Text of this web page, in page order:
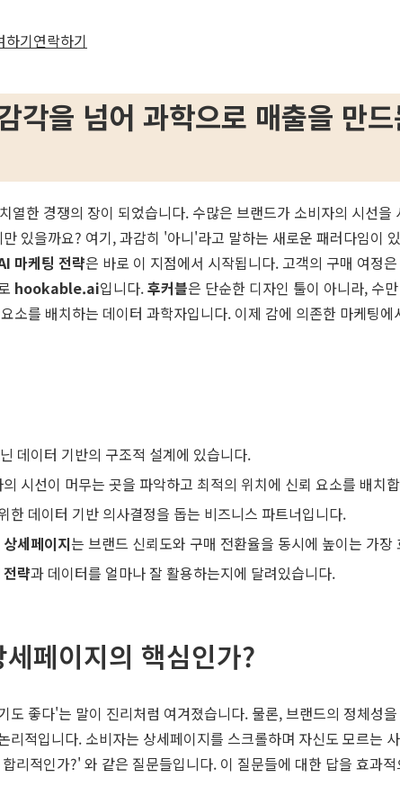
하기연락하기
각을 넘어 과학으로 매출을 만
한 경쟁의 장이 되었습니다. 수많은 브랜드가 소비자의 시선
있을까요? 여기, 과감히 '아니'라고 말하는 새로운 패러다임이
마케팅 전략은 바로 이 지점에서 시작됩니다. 고객의 구매 여정
hookable.ai입니다.후커블은 단순한 디자인 툴이 아니라, 수
소를 배치하는 데이터 과학자입니다. 이제 감에 의존한 마케팅
데이터 기반의 구조적 설계에 있습니다.
시선이 머무는 곳을 파악하고 최적의 위치에 신뢰 요소를 배치
한 데이터 기반 의사결정을 돕는 비즈니스 파트너입니다.
세페이지는 브랜드 신뢰도와 구매 전환율을 동시에 높이는 가장
략과 데이터를 얼마나 잘 활용하는지에 달려있습니다.
페이지의 핵심인가?
좋다'는 말이 진리처럼 여겨졌습니다. 물론, 브랜드의 정체성
리적입니다. 소비자는 상세페이지를 스크롤하며 자신도 모르는
리적인가?' 와 같은 질문들입니다. 이 질문들에 대한 답을 효과